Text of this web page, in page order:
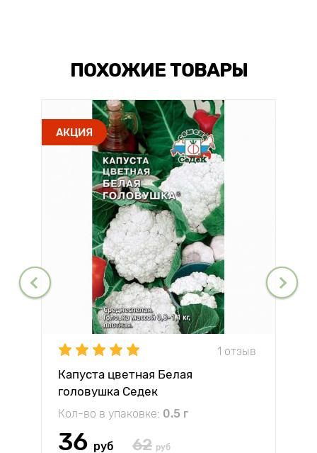
ПОХОЖИЕ ТОВАРЫ
АКЦИЯ
1 отзыв
Капуста цветная Белая
головушка Седек
Кол-во в упаковке: 0.5 г
36 руб 62 руб